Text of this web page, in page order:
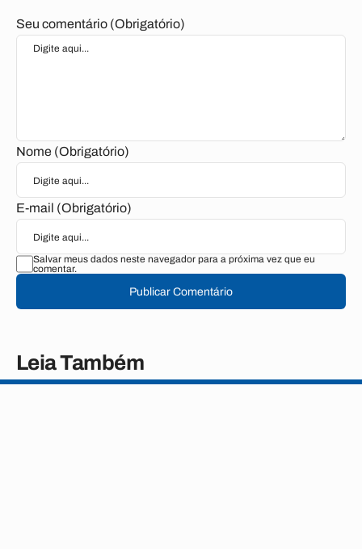
Seu comentário (Obrigatório)
Nome (Obrigatório)
E-mail (Obrigatório)
Salvar meus dados neste navegador para a próxima vez que eu
comentar.
Publicar Comentário
Leia Também